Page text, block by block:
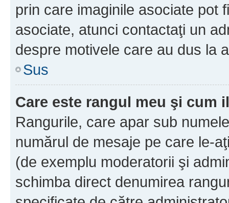
prin care imaginile asociate pot
asociate, atunci contactaţi un
despre motivele care au dus la
Sus
Care este rangul meu şi cum
Rangurile, care apar sub
numărul de mesaje pe care le-
(de exemplu moderatorii şi
schimba direct denumirea